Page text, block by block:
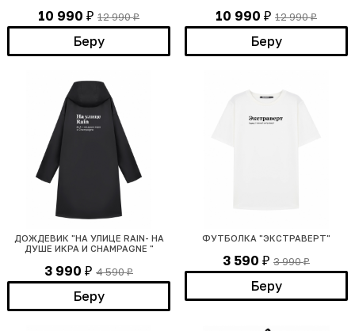
10 990 ₽ 12 990₽
Беру
10 990 ₽ 12 990₽
Беру
ДОЖДЕВИК "НА УЛИЦЕ RAIN- НА
ДУШЕ ИКРА И CHAMPAGNE "
3 990 ₽ 4 590₽
Беру
ФУТБОЛКА "ЭКСТРАВЕРТ"
3 590 ₽ 3 990₽
Беру